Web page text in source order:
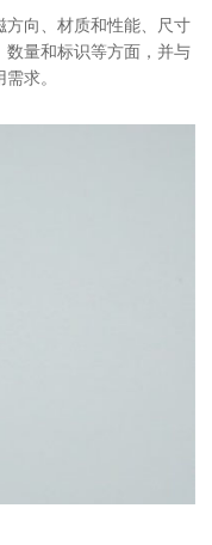
方向、材质和性能、尺寸
量和标识等方面，并与
求。